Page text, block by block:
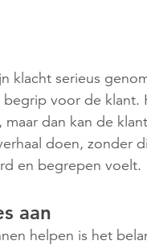
klacht serieus
voor de klant.
dan kan de
doen, zonder
en begrepen voelt.
aan
helpen is het